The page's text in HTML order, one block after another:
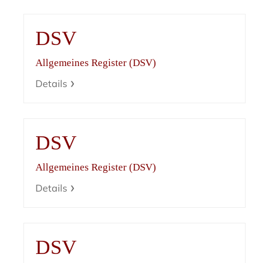
DSV
Allgemeines Register (DSV)
Details
DSV
Allgemeines Register (DSV)
Details
DSV